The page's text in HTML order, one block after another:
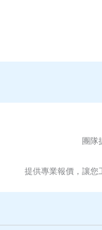
團隊
提供專業報價，讓您